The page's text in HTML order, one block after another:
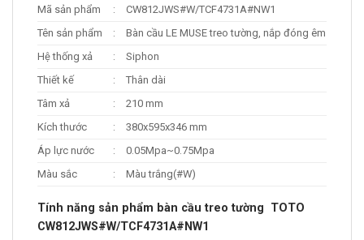
Mã sản phẩm :
CW812JWS#W/TCF4731A#NW1
Tên sản phẩm
:
Bàn cầu LE MUSE treo tường, nắp đóng êm
Hệ thống xả
:
Siphon
Thiết kế
:
Thân dài
Tâm xả
:
210 mm
Kích thước
:
380x595x346 mm
Áp lực nước
:
0.05Mpa~0.75Mpa
Màu sắc
: Màu trắng(#W)
Tính năng sản phẩm bàn cầu treo tường TOTO
CW812JWS#W/TCF4731A#NW1